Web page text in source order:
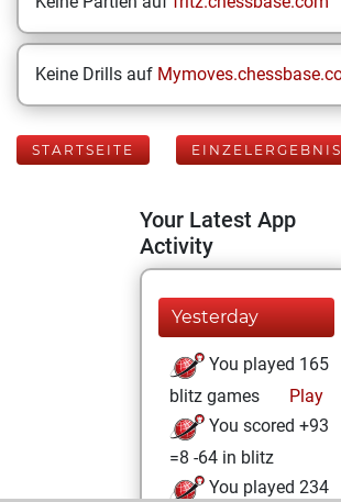
Keine Drills auf
STARTSEITE
Your Latest App
Activity
Yesterday
You played 165
blitz games
Play
You scored +93
=8 -64 in blitz
You played 234